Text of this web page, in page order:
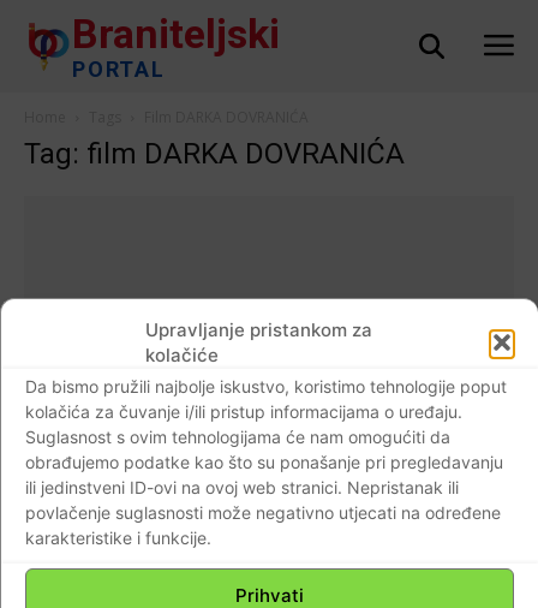
Upravljanje pristankom za
kolačiće
Da bismo pružili najbolje iskustvo, koristimo tehnologije poput
kolačića za čuvanje i/ili pristup informacijama o uređaju.
Suglasnost s ovim tehnologijama će nam omogućiti da
obrađujemo podatke kao što su ponašanje pri pregledavanju
ili jedinstveni ID-ovi na ovoj web stranici. Nepristanak ili
povlačenje suglasnosti može negativno utjecati na određene
karakteristike i funkcije.
Prihvati
Braniteljski
PORTAL
Tag: film DARKA DOVRANIĆA
Domovinski rat
Filmske projekcije s temom iz
Domovinskog rata u Hrvatskom slovu 22. i